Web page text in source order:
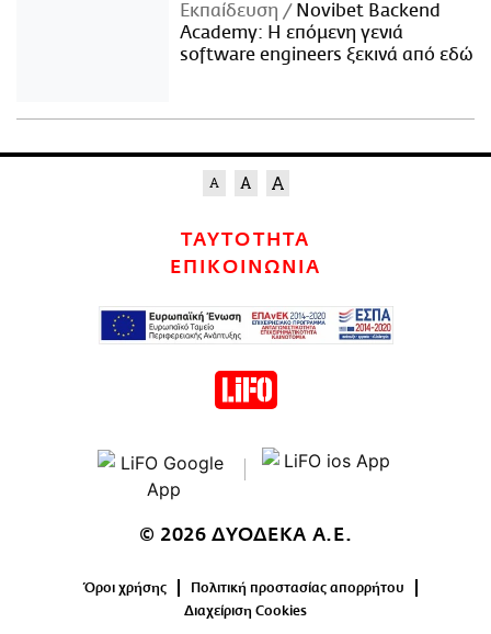
Εκπαίδευση
Novibet Backend
Academy: Η επόμενη γενιά
software engineers ξεκινά από εδώ
ΤΑΥΤΟΤΗΤΑ
ΕΠΙΚΟΙΝΩΝΙΑ
© 2026 ΔΥΟΔΕΚΑ Α.Ε.
Όροι χρήσης
Πολιτική προστασίας απορρήτου
Διαχείριση Cookies